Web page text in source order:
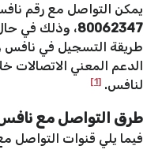
يمكن التواصل مع رقم
80062347، وذلك في
طريقة التسجيل في
الدعم المعني الاتصالات
لنافس. [1]
طرق التواصل مع
فيما يلي قنوات التواصل